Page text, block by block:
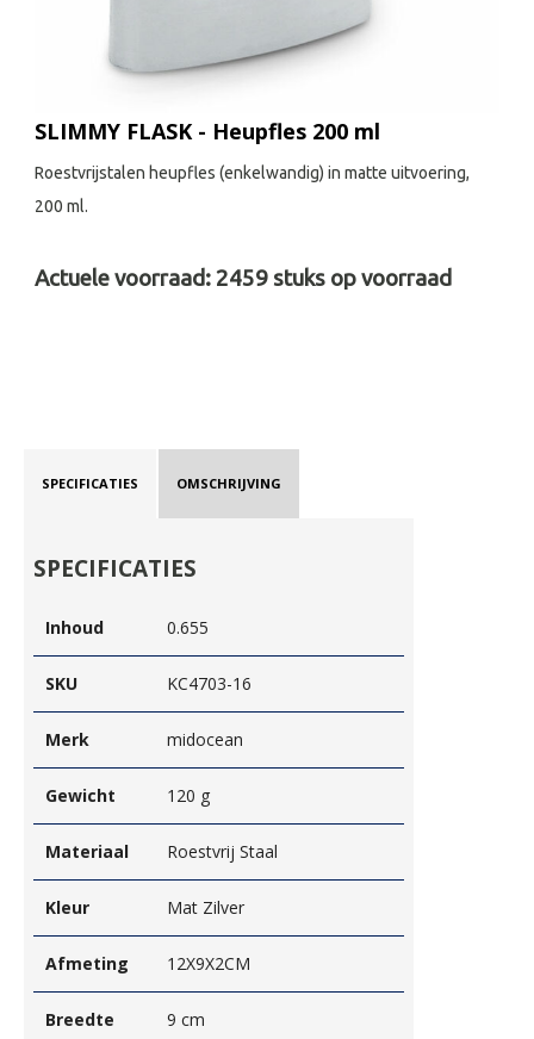
SLIMMY FLASK - Heupfles 200 ml
Roestvrijstalen heupfles (enkelwandig) in matte uitvoering,
200 ml.
Actuele voorraad:2459 stuks op voorraad
SPECIFICATIES OMSCHRIJVING
SPECIFICATIES
Inhoud 0.655
SKU KC4703-16
Merk midocean
Gewicht 120 g
Materiaal Roestvrij Staal
Kleur Mat Zilver
Afmeting 12X9X2CM
Breedte 9 cm